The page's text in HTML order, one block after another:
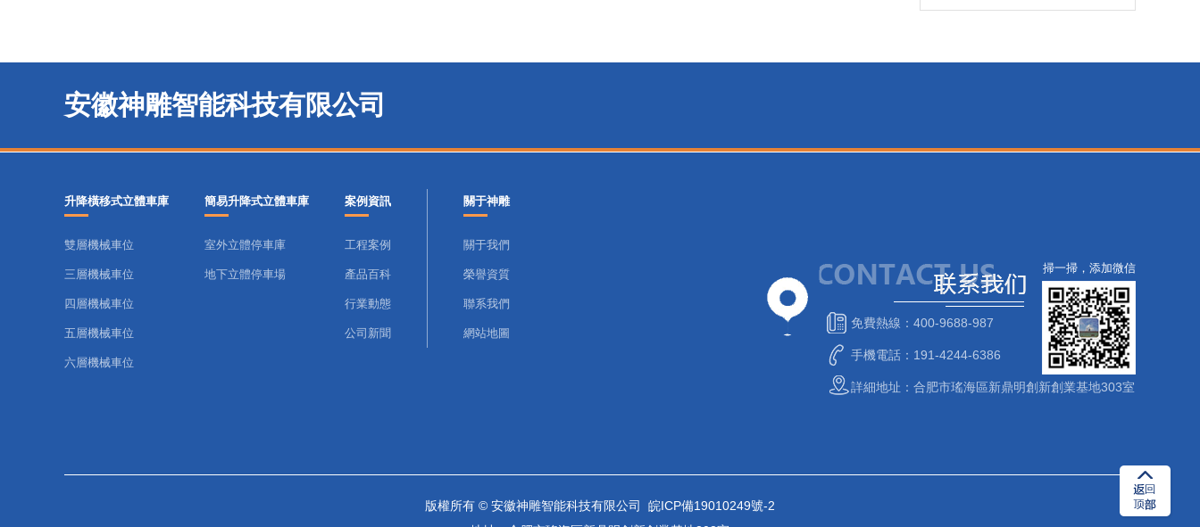
安徽神雕智能科技有限公司
升降橫移式立體車庫
雙層機械車位
三層機械車位
四層機械車位
五層機械車位
六層機械車位
簡易升降式立體車庫
室外立體停車庫
地下立體停車場
案例資訊
工程案例
產品百科
行業動態
公司新聞
關于神雕
關于我們
榮譽資質
聯系我們
網站地圖
免費熱線：400-9688-987
手機電話：191-4244-6386
詳細地址：合肥市瑤海區新鼎明創新創業基地303室
掃一掃，添加微信
版權所有 © 安徽神雕智能科技有限公司 皖ICP備19010249號-2